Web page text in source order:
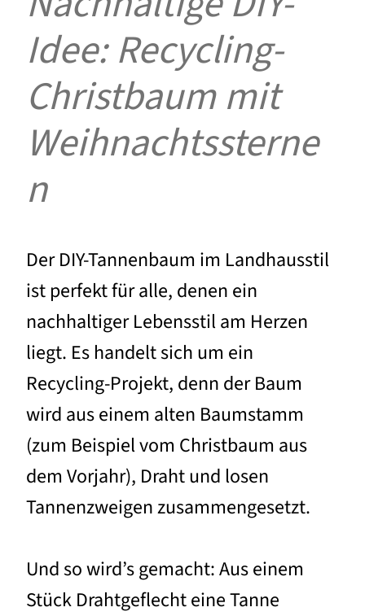
Idee: Recycling-
Christbaum mit
Weihnachtssterne
n
Der DIY-Tannenbaum im Landhausstil
ist perfekt für alle, denen ein
nachhaltiger Lebensstil am Herzen
liegt. Es handelt sich um ein
Recycling-Projekt, denn der Baum
wird aus einem alten Baumstamm
(zum Beispiel vom Christbaum aus
dem Vorjahr), Draht und losen
Tannenzweigen zusammengesetzt.
Und so wird’s gemacht: Aus einem
Stück Drahtgeflecht eine Tanne